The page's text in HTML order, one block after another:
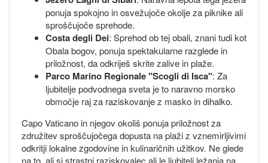
ponuja spokojno in osvežujoče okolje za piknike ali
sproščujoče sprehode.
Costa degli Dei: Sprehod ob tej obali, znani tudi kot
Obala bogov, ponuja spektakularne razglede in
priložnost, da odkriješ skrite zalive in plaže.
Parco Marino Regionale "Scogli di Isca": Za
ljubitelje podvodnega sveta je to naravno morsko
območje raj za raziskovanje z masko in dihalko.
Capo Vaticano in njegov okoliš ponuja priložnost za
združitev sproščujočega dopusta na plaži z vznemirljivimi
odkritji lokalne zgodovine in kulinaričnih užitkov. Ne glede
na to, ali si strastni raziskovalec ali le ljubitelj ležanja na